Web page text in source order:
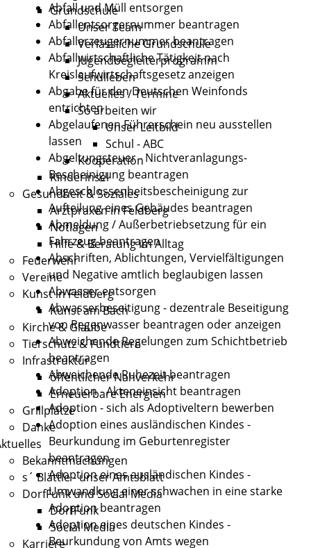
Grundschule
Unser Team
Verlässliche Grundschule
Jugendbegleiterprogramm
Schulleben
Aktuelles / Termine
So arbeiten wir
Unser Leitbild
Schul - ABC
Kooperation
Kinderinsel
Gesundheit & Soziales
Arztpraxen in Feldberg
Notlagen
Hilfe & Beratung im Alltag
Feuerwehr
Vereine
Kunst in Feldberg
Kunst am Bach
Kirche & Glaube
Tierschutz & Fundtiere
Infrastruktur
öffentlicher Nahverkehr
Erneuerbare Energien
Grillplätze
Danke
Bekanntmachungen
s´ Blättle - unser Amtsblatt
DorfFunk und Social Media
DorfFunk
Social Media
Karriere
Abfall und Müll entsorgen
Abfallentsorgernummer beantragen
Abfallerzeugernummer beantragen
Abfallwirtschaftliche Tätigkeit nach
Kreislaufwirtschaftsgesetz anzeigen
Abgabe für den Deutschen Weinfonds
entrichten
Abgelaufenen Führerschein neu ausstellen
lassen
Abgeltungsteuer - Nichtveranlagungs-
Bescheinigung beantragen
Abgeschlossenheitsbescheinigung zur
Aufteilung eines Gebäudes beantragen
Abmeldung / Außerbetriebsetzung für ein
Fahrzeug beantragen
Abschriften, Ablichtungen, Vervielfältigungen
und Negative amtlich beglaubigen lassen
Abwasser entsorgen
Abwasserbeseitigung - dezentrale Beseitigung
von Regenwasser beantragen oder anzeigen
Abweichende Regelungen zum Schichtbetrieb
beantragen
Abweichende Ruhezeit beantragen
Adoption - Akteneinsicht beantragen
Adoption - sich als Adoptiveltern bewerben
Adoption eines ausländischen Kindes -
Beurkundung im Geburtenregister
beantragen
Adoption eines ausländischen Kindes -
Umwandlung einer schwachen in eine starke
Adoption beantragen
Adoption eines deutschen Kindes -
Beurkundung von Amts wegen